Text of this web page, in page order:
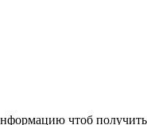
чтоб